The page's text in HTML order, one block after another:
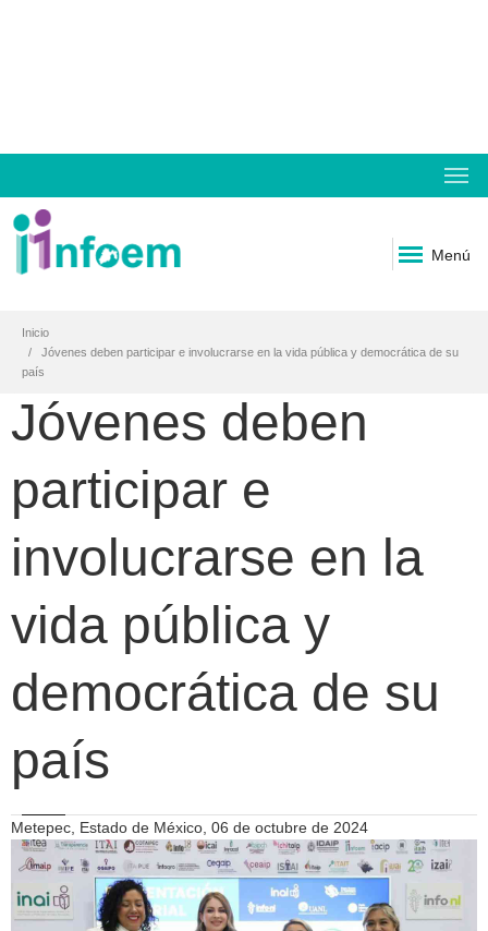
Menú
Inicio
Jóvenes deben participar e involucrarse en la vida pública y democrática de su
país
Jóvenes deben
participar e
involucrarse en la
vida pública y
democrática de su
país
Metepec, Estado de México, 06 de octubre de 2024